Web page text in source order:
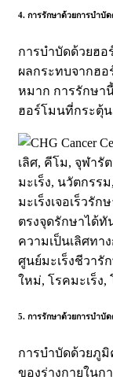
4. การรักษาด้วยการบำบั
การบำบัดด้วยฮอ
ผลกระทบจากฮอ
หมาก การรักษา
ฮอร์โมนที่กระตุ้น
5. การรักษาด้วยการบำบั
การบำบัดด้วยภู
ของร่างกายในก